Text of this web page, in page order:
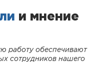
и мнение
работу обеспечивают
сотрудников нашего